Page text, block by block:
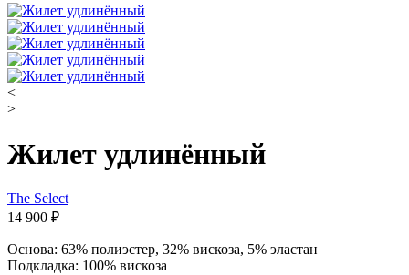
<
>
Жилет удлинённый
The Select
14 900 ₽
Основа: 63% полиэстер, 32% вискоза, 5% эластан
Подкладка: 100% вискоза